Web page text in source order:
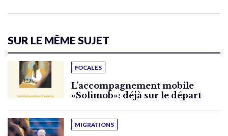
SUR LE MÊME SUJET
FOCALES
L’accompagnement mobile
«Solimob»: déjà sur le départ
MIGRATIONS